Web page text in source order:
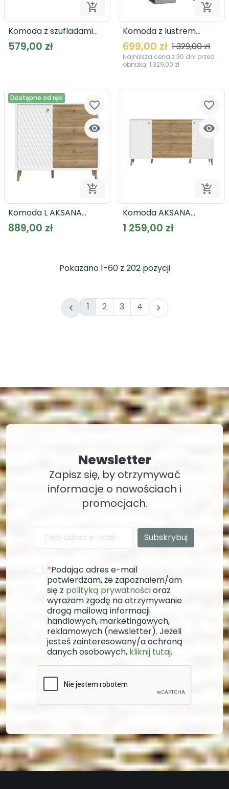

Dodaj do koszyka
Komoda z szufladami
BADERNA WQNK215
579,00 zł

Komoda z lustrem
QUETORE QTRK721
699,00 zł 1 329,00 zł
Najniższa cena z 30 dni przed
obniżką: 1 329,00 zł
Dostępne od ręki


Dodaj do koszyka
favorite_border
Komoda L AKSANA
AKNK221L
889,00 zł


favorite_border
Komoda AKSANA
AKNK232
1 259,00 zł
Pokazano 1-60 z 202 pozycji
 1 2 3 4 
Newsletter
Zapisz się, by otrzymywać
informacje o nowościach i
promocjach.
*Podając adres e-mail
potwierdzam, że zapoznałem/am
się z polityką prywatnościoraz
wyrażam zgodę na otrzymywanie
drogą mailową informacji
handlowych, marketingowych,
reklamowych (newsletter). Jeżeli
jesteś zainteresowany/a ochroną
danych osobowych, kliknij tutaj.